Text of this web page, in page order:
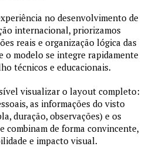
no desenvolvimento de
internacional, priorizamos
reais e organização lógica das
o modelo se integre rapidamente
técnicos e educacionais.
visualizar o layout completo:
as informações do visto
duração, observações) e os
combinam de forma convincente,
e impacto visual.